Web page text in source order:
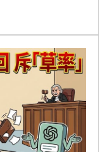
心，帶動輝達股